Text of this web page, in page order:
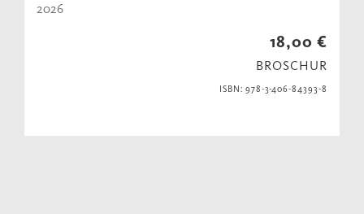
2026
18,00 €
BROSCHUR
ISBN: 978-3-406-84393-8